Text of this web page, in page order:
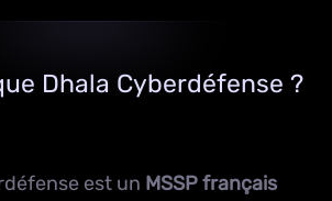
Dhala Cyberdéfense ?
est un MSSP français